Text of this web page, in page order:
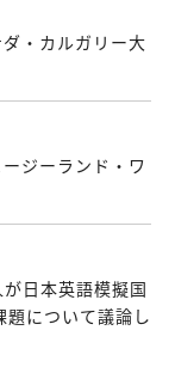
・カルガリー大
ジーランド・ワ
日本英語模擬国
について議論し